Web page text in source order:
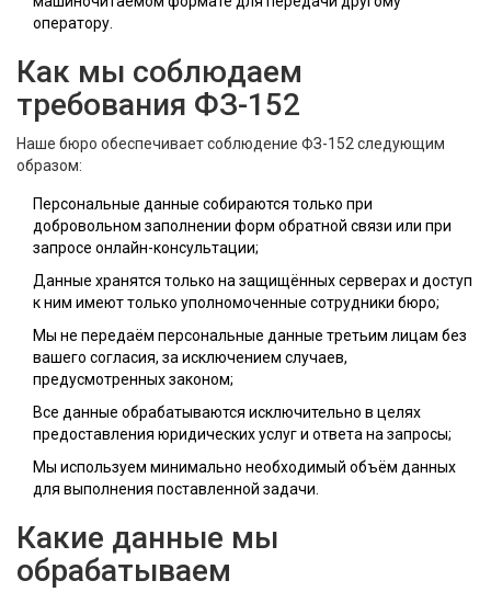
оператору.
Как мы соблюдаем
требования ФЗ-152
Наше бюро обеспечивает соблюдение ФЗ-152 следующим
образом:
Персональные данные собираются только при
добровольном заполнении форм обратной связи или при
запросе онлайн-консультации;
Данные хранятся только на защищённых серверах и доступ
к ним имеют только уполномоченные сотрудники бюро;
Мы не передаём персональные данные третьим лицам без
вашего согласия, за исключением случаев,
предусмотренных законом;
Все данные обрабатываются исключительно в целях
предоставления юридических услуг и ответа на запросы;
Мы используем минимально необходимый объём данных
для выполнения поставленной задачи.
Какие данные мы
обрабатываем